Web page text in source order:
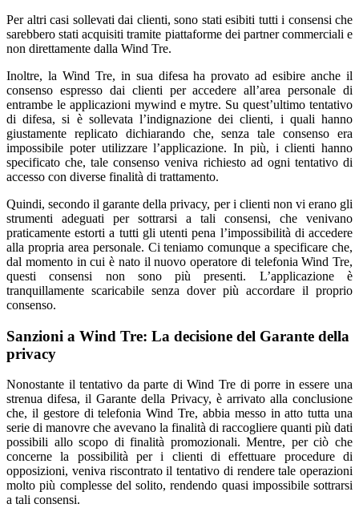
Per altri casi sollevati dai clienti, sono stati esibiti tutti i consensi che
sarebbero stati acquisiti tramite piattaforme dei partner commerciali e
non direttamente dalla Wind Tre.
Inoltre, la Wind Tre, in sua difesa ha provato ad esibire anche il
consenso espresso dai clienti per accedere all’area personale di
entrambe le applicazioni mywind e mytre. Su quest’ultimo tentativo
di difesa, si è sollevata l’indignazione dei clienti, i quali hanno
giustamente replicato dichiarando che, senza tale consenso era
impossibile poter utilizzare l’applicazione. In più, i clienti hanno
specificato che, tale consenso veniva richiesto ad ogni tentativo di
accesso con diverse finalità di trattamento.
Quindi, secondo il garante della privacy, per i clienti non vi erano gli
strumenti adeguati per sottrarsi a tali consensi, che venivano
praticamente estorti a tutti gli utenti pena l’impossibilità di accedere
alla propria area personale. Ci teniamo comunque a specificare che,
dal momento in cui è nato il nuovo operatore di telefonia Wind Tre,
questi consensi non sono più presenti. L’applicazione è
tranquillamente scaricabile senza dover più accordare il proprio
consenso.
Sanzioni a Wind Tre: La decisione del Garante della
privacy
Nonostante il tentativo da parte di Wind Tre di porre in essere una
strenua difesa, il Garante della Privacy, è arrivato alla conclusione
che, il gestore di telefonia Wind Tre, abbia messo in atto tutta una
serie di manovre che avevano la finalità di raccogliere quanti più dati
possibili allo scopo di finalità promozionali. Mentre, per ciò che
concerne la possibilità per i clienti di effettuare procedure di
opposizioni, veniva riscontrato il tentativo di rendere tale operazioni
molto più complesse del solito, rendendo quasi impossibile sottrarsi
a tali consensi.